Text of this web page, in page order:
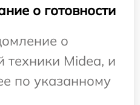
о готовности
о
техники Midea, и
по указанному